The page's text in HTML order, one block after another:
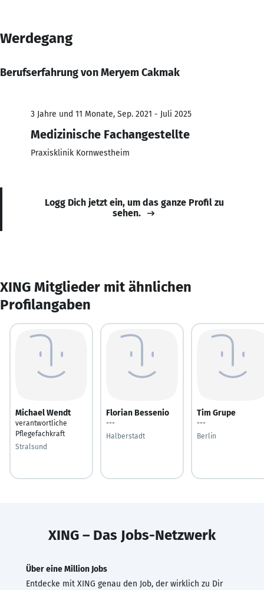
Werdegang
Berufserfahrung von Meryem Cakmak
3 Jahre und 11 Monate, Sep. 2021 - Juli 2025
Medizinische Fachangestellte
Praxisklinik Kornwestheim
Logg Dich jetzt ein, um das ganze Profil zu
sehen.
XING Mitglieder mit ähnlichen
Profilangaben
Michael Wendt
verantwortliche
Pflegefachkraft
Stralsund
Florian Bessenio
---
Halberstadt
Tim Grupe
---
Berlin
XING – Das Jobs-Netzwerk
Über eine Million Jobs
Entdecke mit XING genau den Job, der wirklich zu Dir